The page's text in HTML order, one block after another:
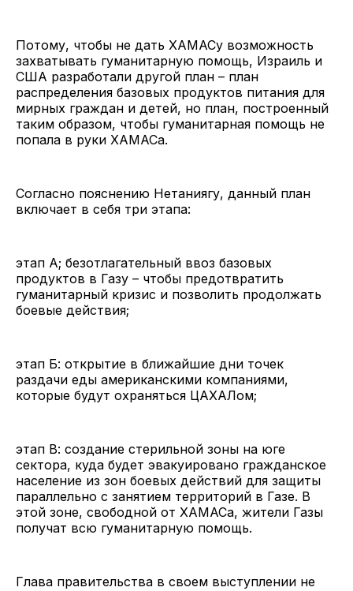
Потому, чтобы не дать ХАМАСу возможность
захватывать гуманитарную помощь, Израиль и
США разработали другой план – план
распределения базовых продуктов питания для
мирных граждан и детей, но план, построенный
таким образом, чтобы гуманитарная помощь не
попала в руки ХАМАСа.
Согласно пояснению Нетаниягу, данный план
включает в себя три этапа:
этап А; безотлагательный ввоз базовых
продуктов в Газу – чтобы предотвратить
гуманитарный кризис и позволить продолжать
боевые действия;
этап Б: открытие в ближайшие дни точек
раздачи еды американскими компаниями,
которые будут охраняться ЦАХАЛом;
этап В: создание стерильной зоны на юге
сектора, куда будет эвакуировано гражданское
население из зон боевых действий для защиты
параллельно с занятием территорий в Газе. В
этой зоне, свободной от ХАМАСа, жители Газы
получат всю гуманитарную помощь.
Глава правительства в своем выступлении не